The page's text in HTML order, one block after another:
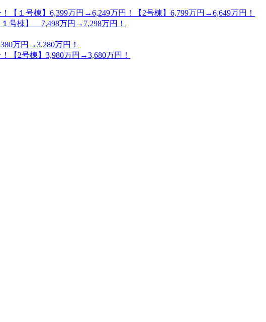
１号棟】6,399万円→6,249万円！【2号棟】6,799万円→6,649万円！
号棟】 7,498万円→7,298万円！
万円→3,280万円！
2号棟】3,980万円→3,680万円！